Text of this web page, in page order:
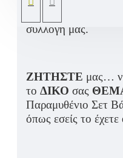
συλλογή μας.
ΖΗΤΗΣΤΕ μας…
το ΔΙΚΟ σας
Παραμυθένιο Σετ
όπως εσείς το έχετε